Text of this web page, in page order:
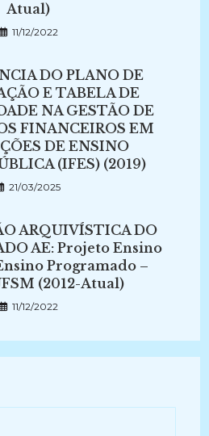
Atual)
11/12/2022
DO PLANO DE
E TABELA DE
NA GESTÃO DE
FINANCEIROS EM
DE ENSINO
(IFES) (2019)
21/03/2025
ARQUIVÍSTICA DO
AE: Projeto Ensino
Programado –
(2012-Atual)
11/12/2022